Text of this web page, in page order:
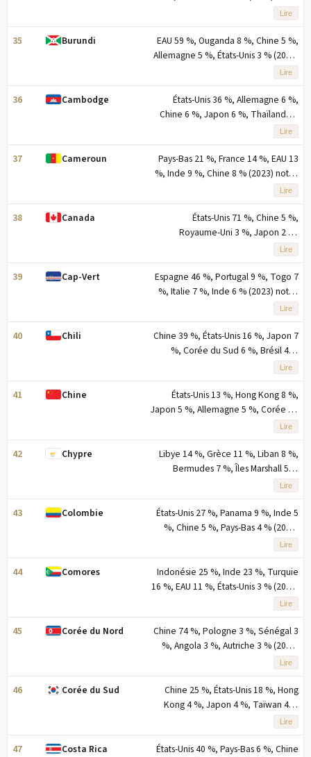
cinq principaux partenaires à
l'exportation basés sur le
pourcentage des exportations
Lire
35 Burundi
EAU 59 %, Ouganda 8 %, Chine 5 %,
Allemagne 5 %, États-Unis 3 % (2023)
note : cinq principaux partenaires à
l'exportation basés sur le
pourcentage des exportations
Lire
36 Cambodge
États-Unis 36 %, Allemagne 6 %,
Chine 6 %, Japon 6 %, Thaïlande 5
% (2023) note : cinq principaux
partenaires d'exportation basés sur
le pourcentage des exportations
Lire
37 Cameroun
Pays-Bas 21 %, France 14 %, EAU 13
%, Inde 9 %, Chine 8 % (2023) note :
cinq principaux partenaires à
l'exportation basés sur le
pourcentage des exportations
Lire
38 Canada
États-Unis 71 %, Chine 5 %,
Royaume-Uni 3 %, Japon 2 %,
Mexique 2 % (2023) note : cinq
principaux partenaires à l'exportation
en pourcentage des exportations
Lire
39 Cap-Vert
Espagne 46 %, Portugal 9 %, Togo 7
%, Italie 7 %, Inde 6 % (2023) note :
cinq principaux partenaires à
l'exportation basés sur le
pourcentage des exportations
Lire
40 Chili
Chine 39 %, États-Unis 16 %, Japon 7
%, Corée du Sud 6 %, Brésil 4 %
(2023) note : cinq principaux
partenaires d'exportation en
pourcentage des exportations
Lire
41 Chine
États-Unis 13 %, Hong Kong 8 %,
Japon 5 %, Allemagne 5 %, Corée du
Sud 4 % (2023) note : cinq principaux
partenaires à l'exportation en
pourcentage des exportations
Lire
42 Chypre
Libye 14 %, Grèce 11 %, Liban 8 %,
Bermudes 7 %, Îles Marshall 5 %
(2023) remarque : cinq principaux
partenaires à l'exportation en
pourcentage des exportations
Lire
43 Colombie
États-Unis 27 %, Panama 9 %, Inde 5
%, Chine 5 %, Pays-Bas 4 % (2023)
note : cinq principaux partenaires à
l'exportation basés sur le
pourcentage des exportations
Lire
44 Comores
Indonésie 25 %, Inde 23 %, Turquie
16 %, EAU 11 %, États-Unis 3 % (2023)
note : cinq principaux partenaires
d'exportation basés sur le
pourcentage des exportations
Lire
45 Corée du Nord
Chine 74 %, Pologne 3 %, Sénégal 3
%, Angola 3 %, Autriche 3 % (2023)
note : cinq principaux partenaires à
l'exportation selon le pourcentage
des exportations
Lire
46 Corée du Sud
Chine 25 %, États-Unis 18 %, Hong
Kong 4 %, Japon 4 %, Taïwan 4 %
(2023) note : les cinq principaux
partenaires à l'exportation basés sur
le pourcentage des exportations
Lire
47 Costa Rica
États-Unis 40 %, Pays-Bas 6 %, Chine